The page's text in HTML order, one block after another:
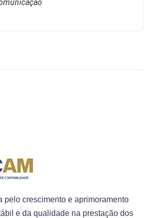
pelo crescimento e aprimoramento
e da qualidade na prestação dos